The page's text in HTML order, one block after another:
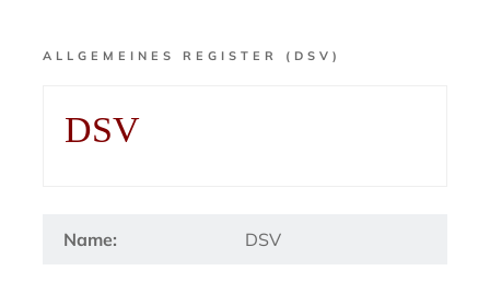
ALLGEMEINES REGISTER (DSV)
DSV
Name: DSV